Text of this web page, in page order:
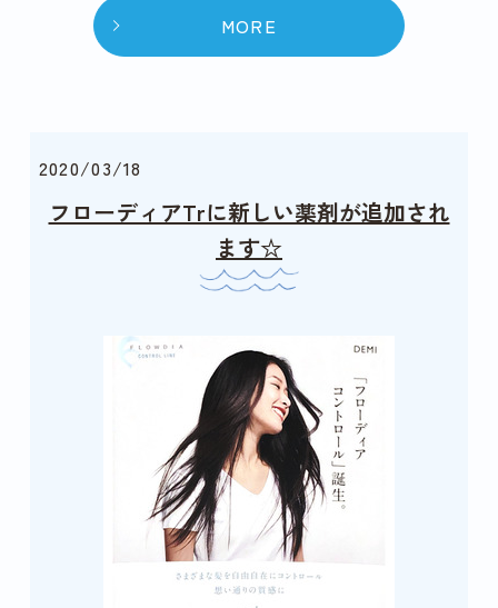
MORE
2020/03/18
フローディアTrに新しい薬剤が追加され
ます☆